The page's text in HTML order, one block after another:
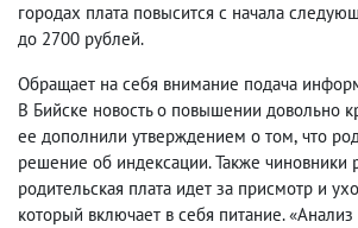
городах плата повысится с начала
до 2700 рублей.
Обращает на себя внимание подача
В Бийске новость о повышении довольно
ее дополнили утверждением о том, что
решение об индексации. Также чиновники
родительская плата идет за присмотр и
который включает в себя питание.